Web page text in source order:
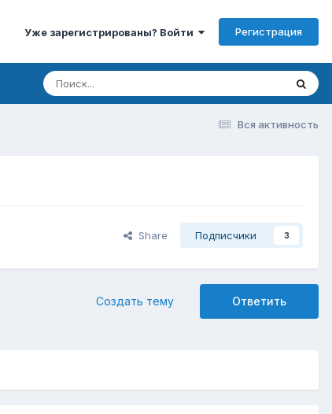
Уже зарегистрированы? Войти Регистрация
Вся активность
Share Подписчики 3
Ответить
Создать тему